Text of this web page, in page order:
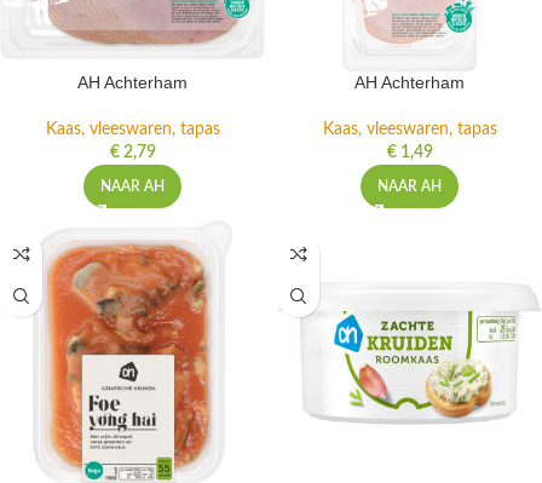
AH Achterham
Kaas, vleeswaren, tapas
€2,79
NAAR AH
AH Achterham
Kaas, vleeswaren, tapas
€1,49
NAAR AH